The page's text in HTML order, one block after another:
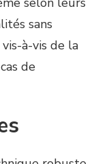
sans
à-vis de la
de